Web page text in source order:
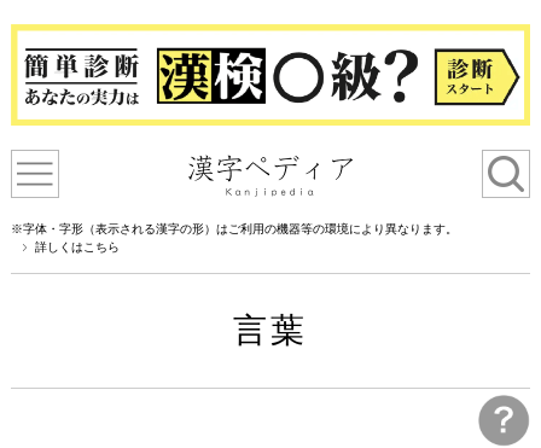
※字体・字形（表示される漢字の形）はご利用の機器等の環境により異なります。
詳しくはこちら
言葉